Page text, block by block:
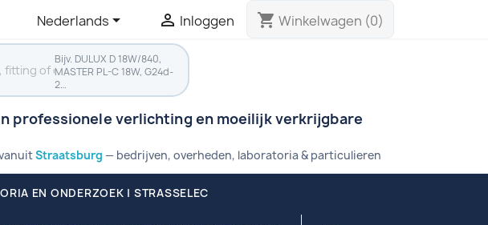
Nederlands  Inloggen shopping_cart Winkelwagen (0)
Bijv. DULUX D 18W/840,
MASTER PL-C 18W, G24d-
2…
professionele verlichting en moeilijk verkrijgbare
Straatsburg — bedrijven, overheden, laboratoria & particulieren
EN ONDERZOEK | STRASSELEC